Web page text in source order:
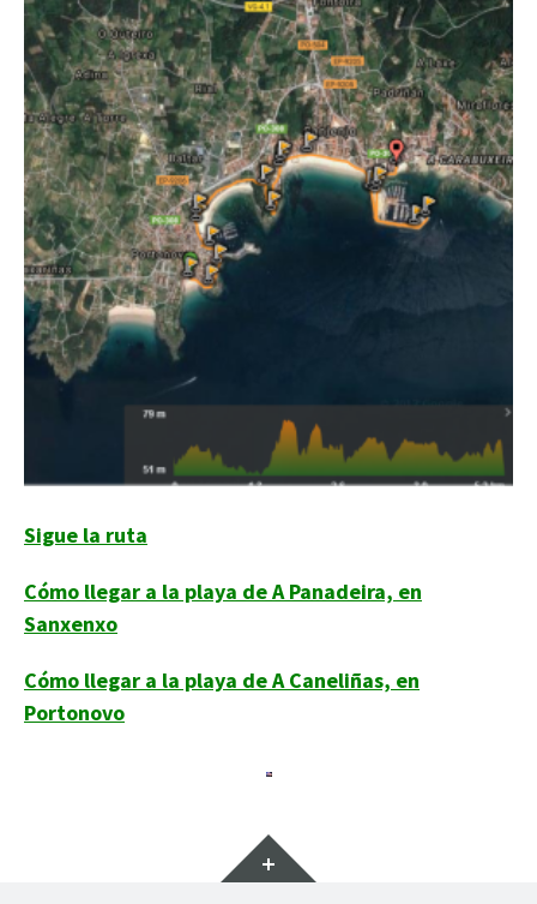
Sigue la ruta
Cómo llegar a la playa de A Panadeira, en
Sanxenxo
Cómo llegar a la playa de A Caneliñas, en
Portonovo